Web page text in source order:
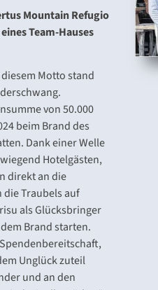
Mountain Refugio
Team-Hauses
Motto stand
von 50.000
beim Brand des
Dank einer Welle
Hotelgästen,
direkt an die
die Traubels auf
als Glücksbringer
Brand starten.
Unglück zuteil
und an den